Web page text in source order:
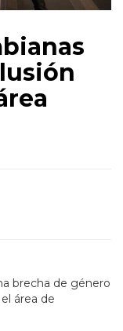
brecha de género
área de